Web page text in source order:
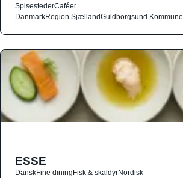
SpisestederCaféer
DanmarkRegion SjællandGuldborgsund Kommune
ESSE
DanskFine diningFisk & skaldyrNordisk